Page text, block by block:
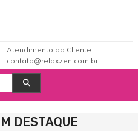
Atendimento ao Cliente
contato@relaxzen.com.br
DESTAQUE